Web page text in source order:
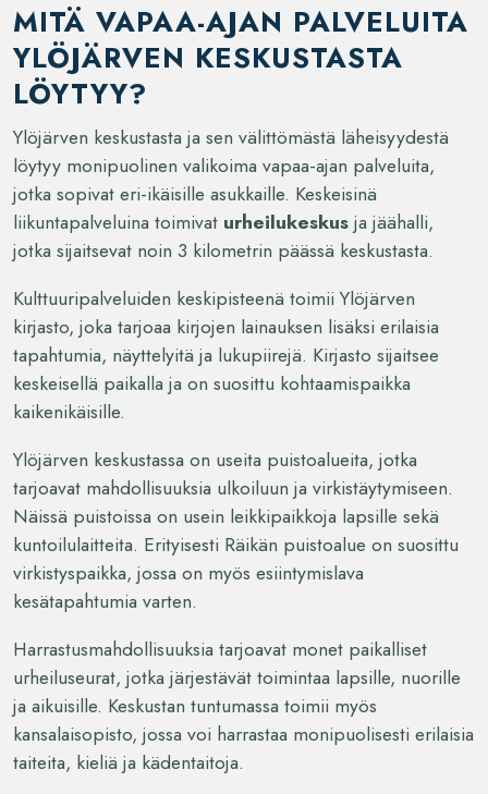
MITÄ VAPAA-AJAN PALVELUITA
YLÖJÄRVEN KESKUSTASTA
LÖYTYY?
Ylöjärven keskustasta ja sen välittömästä läheisyydestä
löytyy monipuolinen valikoima vapaa-ajan palveluita,
jotka sopivat eri-ikäisille asukkaille. Keskeisinä
liikuntapalveluina toimivat urheilukeskusja jäähalli,
jotka sijaitsevat noin 3 kilometrin päässä keskustasta.
Kulttuuripalveluiden keskipisteenä toimii Ylöjärven
kirjasto, joka tarjoaa kirjojen lainauksen lisäksi erilaisia
tapahtumia, näyttelyitä ja lukupiirejä. Kirjasto sijaitsee
keskeisellä paikalla ja on suosittu kohtaamispaikka
kaikenikäisille.
Ylöjärven keskustassa on useita puistoalueita, jotka
tarjoavat mahdollisuuksia ulkoiluun ja virkistäytymiseen.
Näissä puistoissa on usein leikkipaikkoja lapsille sekä
kuntoilulaitteita. Erityisesti Räikän puistoalue on suosittu
virkistyspaikka, jossa on myös esiintymislava
kesätapahtumia varten.
Harrastusmahdollisuuksia tarjoavat monet paikalliset
urheiluseurat, jotka järjestävät toimintaa lapsille, nuorille
ja aikuisille. Keskustan tuntumassa toimii myös
kansalaisopisto, jossa voi harrastaa monipuolisesti erilaisia
taiteita, kieliä ja kädentaitoja.